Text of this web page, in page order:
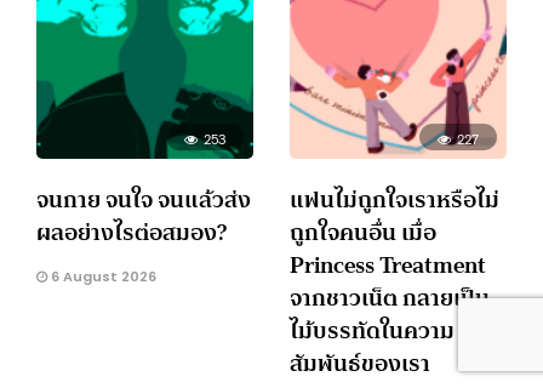
253
จนกาย จนใจ จนแล้วส่ง
ผลอย่างไรต่อสมอง?
6 August 2026
227
แฟนไม่ถูกใจเราหรือไม่
ถูกใจคนอื่น เมื่อ
Princess Treatment
จากชาวเน็ต กลายเป็น
ไม้บรรทัดในความ
สัมพันธ์ของเรา